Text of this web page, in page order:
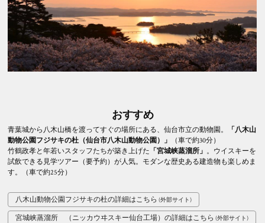
おすすめ
青葉城から八木山橋を渡ってすぐの場所にある、仙台市立の動物園。
「八木山
動物公園フジサキの杜（仙台市八木山動物公園）」
（車で約30分）
竹鶴政孝と年若いスタッフたちが築き上げた 「宮城峡蒸溜所」 。ウイスキーを
試飲できる見学ツアー（要予約）が人気。モダンな歴史ある建造物も楽しめま
す。（車で約25分）
八木山動物公園フジサキの杜の詳細はこちら
宮城峡蒸溜所 （ニッカウヰスキー仙台工場）の詳細はこちら